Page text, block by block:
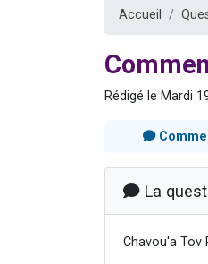
Accueil
Rédigé le Mardi
La
Chavou'a Tov